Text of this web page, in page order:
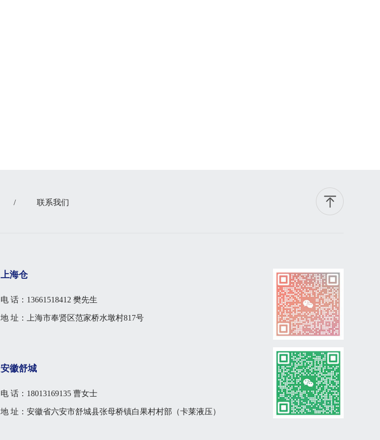
/ 联系我们
上海仓
电 话：13661518412 樊先生
地 址：上海市奉贤区范家桥水墩村817号
安徽舒城
电 话：18013169135 曹女士
地 址：安徽省六安市舒城县张母桥镇白果村村部（卡莱液压）